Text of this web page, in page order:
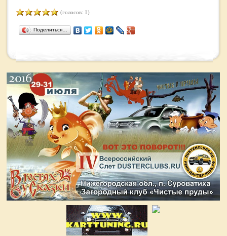
(голосов: 1)
Поделиться…